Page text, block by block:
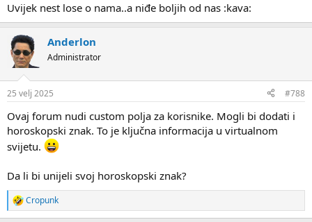
Uvijek nest lose o nama..a niđe boljih od nas :kava:
Anderlon
Administrator
25 velj 2025 #788
Ovaj forum nudi custom polja za korisnike. Mogli bi dodati i
horoskopski znak. To je ključna informacija u virtualnom
svijetu.
Da li bi unijeli svoj horoskopski znak?
R
e
Cropunk